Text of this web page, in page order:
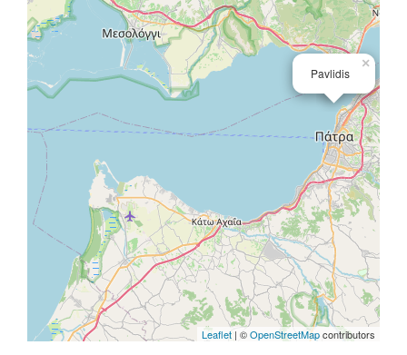
Pavlidis
×
Leaflet | ©OpenStreetMapcontributors